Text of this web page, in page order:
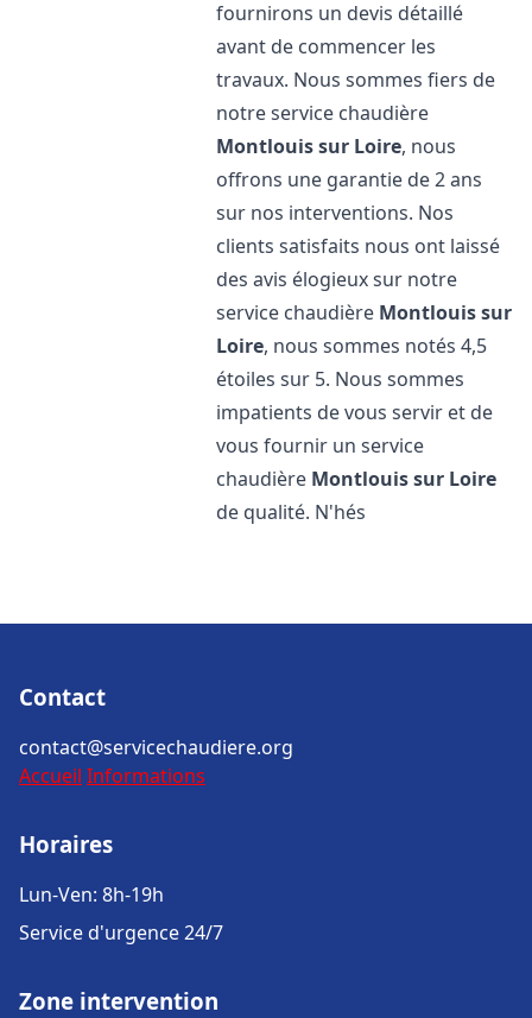
fournirons un devis détaillé
avant de commencer les
travaux. Nous sommes fiers de
notre service chaudière
Montlouis sur Loire, nous
offrons une garantie de 2 ans
sur nos interventions. Nos
clients satisfaits nous ont laissé
des avis élogieux sur notre
service chaudière Montlouis sur
Loire, nous sommes notés 4,5
étoiles sur 5. Nous sommes
impatients de vous servir et de
vous fournir un service
chaudière Montlouis sur Loire
de qualité. N'hés
Contact
contact@servicechaudiere.org
Accueil Informations
Horaires
Lun-Ven: 8h-19h
Service d'urgence 24/7
Zone intervention